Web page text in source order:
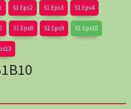
S1 Eps2 S1 Eps3 S1 Eps4
S1 Eps8 S1 Eps9 S1 Eps10